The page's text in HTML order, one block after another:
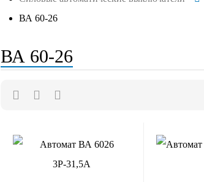
ВА 60-26
ВА 60-26